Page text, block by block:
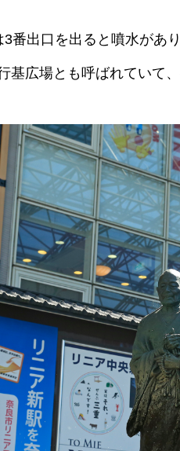
番出口を出ると噴水があ
基広場とも呼ばれていて